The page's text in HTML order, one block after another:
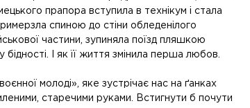
прапора вступила в технікум і стала
спиною до стіни обледенілого
частини, зупиняла поїзд пляшкою
І як її життя змінила перша любов.
молоді», яке зустрічає нас на ґанках
старечими руками. Встигнути б почути